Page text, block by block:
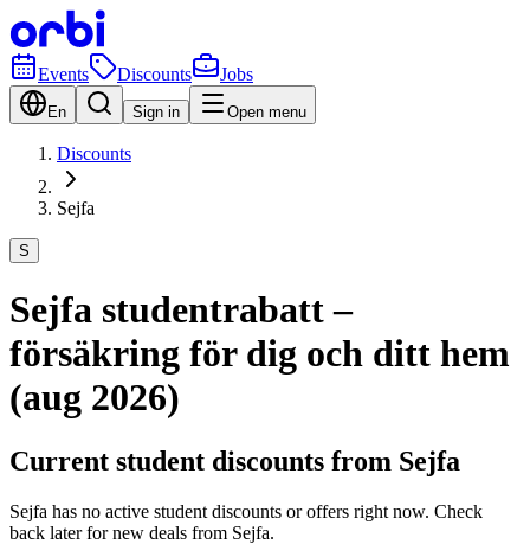
Events Discounts Jobs
En Sign in Open menu
Discounts
Sejfa
S
Sejfa studentrabatt –
försäkring för dig och ditt hem
(aug 2026)
Current student discounts from Sejfa
Sejfa has no active student discounts or offers right now. Check
back later for new deals from Sejfa.